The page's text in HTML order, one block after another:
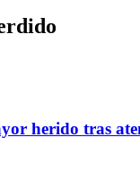
herido tras